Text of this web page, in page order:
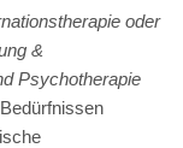
oder
&
Psychotherapie